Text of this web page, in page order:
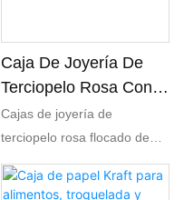
Caja De Joyería De
Terciopelo Rosa Con
Esquinas
Redondeadas Y
Logotipo
Personalizado.
Cajas de joyería de
terciopelo rosa flocado de
alta calidad con esquinas
redondeadas, disponibles en